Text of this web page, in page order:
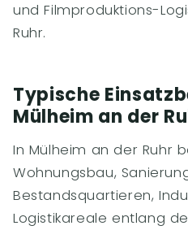
und Filmproduktions-
Ruhr.
Typische
Mülheim an der
In Mülheim an der Ruhr
Wohnungsbau,
Bestandsquartieren,
Logistikareale entlang